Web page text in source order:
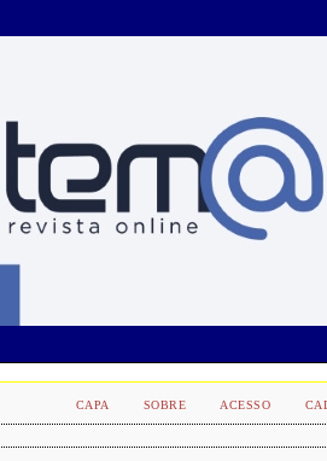
CAPA SOBRE ACESSO